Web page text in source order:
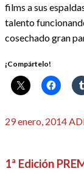
films a sus
talento
cosechado gran
¡Compártelo!
Publicado
29 enero, 2014
1ª Edición